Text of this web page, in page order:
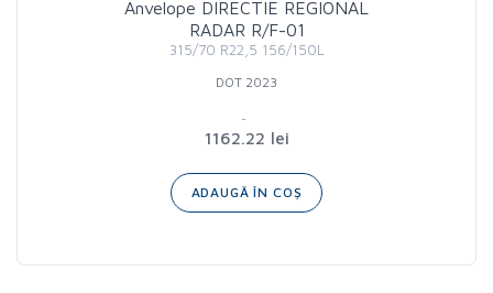
Anvelope DIRECTIE REGIONAL
RADAR R/F-01
315/70 R22,5 156/150L
DOT 2023
1162.22 lei
ADAUGĂ ÎN COȘ